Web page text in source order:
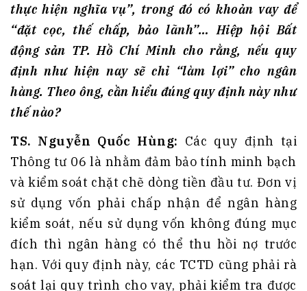
thực hiện nghĩa vụ”, trong đó có khoản vay để
“đặt cọc, thế chấp, bảo lãnh”… Hiệp hội Bất
động sản TP. Hồ Chí Minh cho rằng, nếu quy
định như hiện nay sẽ chỉ “làm lợi” cho ngân
hàng. Theo ông, cần hiểu đúng quy định này như
thế nào?
TS. Nguyễn Quốc Hùng: Các quy định tại
Thông tư 06 là nhằm đảm bảo tính minh bạch
và kiểm soát chặt chẽ dòng tiền đầu tư. Đơn vị
sử dụng vốn phải chấp nhận để ngân hàng
kiểm soát, nếu sử dụng vốn không đúng mục
đích thì ngân hàng có thể thu hồi nợ trước
hạn. Với quy định này, các TCTD cũng phải rà
soát lại quy trình cho vay, phải kiểm tra được